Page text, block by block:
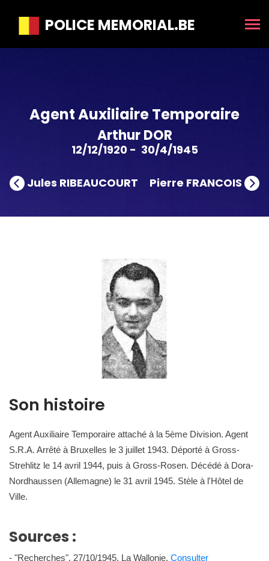
POLICE MEMORIAL.BE
Agent Auxiliaire Temporaire
Arthur DOR
12/12/1920 - 30/4/1945
Jules RIBEAUCOURT Pierre FRANCOIS
Son histoire
Agent Auxiliaire Temporaire attaché à la 5ème Division. Agent
S.R.A. Arrêté à Bruxelles le 3 juillet 1943. Déporté à Gross-
Strehlitz le 14 avril 1944, puis à Gross-Rosen. Décédé à Dora-
Nordhaussen (Allemagne) le 31 avril 1945. Stèle à l'Hôtel de
Ville.
Sources :
- "Recherches", 27/10/1945, La Wallonie, Consulter